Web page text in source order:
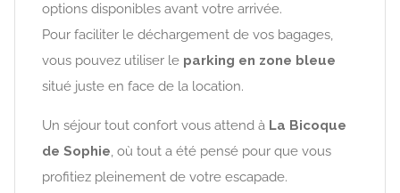
options disponibles avant votre arrivée.
Pour faciliter le déchargement de vos bagages,
vous pouvez utiliser le parking en zone bleue
situé juste en face de la location.
Un séjour tout confort vous attend à La Bicoque
de Sophie, où tout a été pensé pour que vous
profitiez pleinement de votre escapade.